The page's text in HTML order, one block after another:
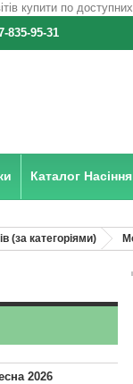
835-95-31
Каталог
(за категоріями)
2026